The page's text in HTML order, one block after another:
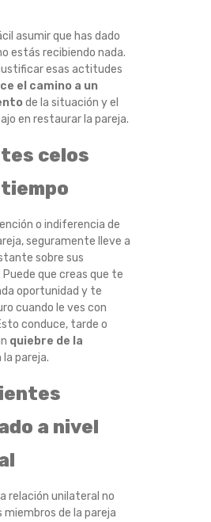
asumir que has dado
estás recibiendo nada.
esas actitudes
el camino a un
de la situación y el
en restaurar la pareja.
celos
o indiferencia de
seguramente lleve a
sobre sus
que creas que te
oportunidad y te
cuando le ves con
conduce, tarde o
quiebre de la
la pareja.
a nivel
relación unilateral no
de la pareja